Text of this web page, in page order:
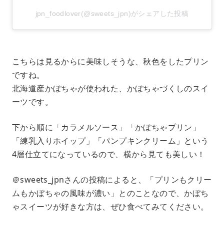
jpn_foodlover(@sweets_jpn)がシェアした投稿
こちらは見るからに美味しそうな、秋色をしたプリン
ですね。
北海道産かぼちゃが使われた、かぼちゃづくしのスイ
ーツです。
下から順に「カラメルソース」「かぼちゃプリン」
「練乳入りホイップ」「パンプキンクリーム」という
4層仕立てになっているので、横から見ても美しい！
＠sweets_jpnさんの投稿によると、「プリンもクリー
ムもかぼちゃの風味が濃い」とのことなので、かぼち
ゃスイーツが好きな方は、ぜひ食べてみてください。